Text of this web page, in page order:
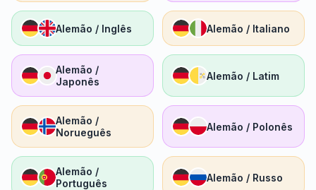
Alemão / Inglês Alemão / Italiano
Alemão /
Japonês
Alemão / Latim
Alemão /
Norueguês
Alemão / Polonês
Alemão /
Português
Alemão / Russo